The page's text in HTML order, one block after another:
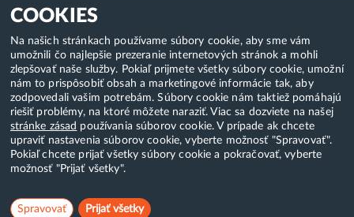
COOKIES
Na našich stránkach používame súbory cookie, aby sme vám
umožnili čo najlepšie prezeranie internetových stránok a mohli
zlepšovať naše služby. Pokiaľ prijmete všetky súbory cookie, umožní
nám to prispôsobiť obsah a marketingové informácie tak, aby
zodpovedali vašim potrebám. Súbory cookie nám taktiež pomáhajú
riešiť problémy, na ktoré môžete naraziť. Viac sa dozviete na našej
stránke zásad používania súborov cookie. V prípade ak chcete
upraviť nastavenia súborov cookie, vyberte možnosť "Spravovať".
Pokiaľ chcete prijať všetky súbory cookie a pokračovať, vyberte
možnosť "Prijať všetky".
Spravovať Prijať všetky
Klientská zóna
WebAdmin
WebMail
Zmena hesla (E-mail, FTP, SSH)
Webhosting
Domény
Copyright & 2018-2026 HostCreators. Všetky práva vyhradené